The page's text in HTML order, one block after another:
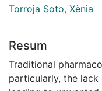
Torroja Soto, Xènia
Resum
Traditional
particularly, the